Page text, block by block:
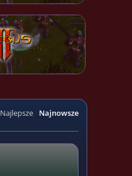
Najnowsze
Najlepsze